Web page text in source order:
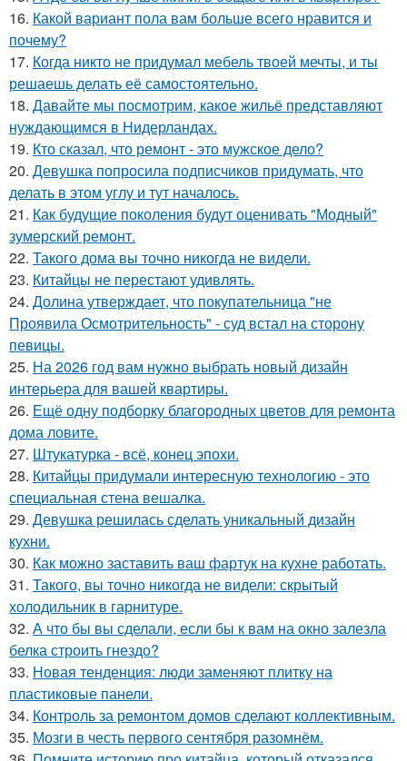
16. Какой вариант пола вам больше всего нравится и
почему?
17. Когда никто не придумал мебель твоей мечты, и ты
решаешь делать её самостоятельно.
18. Давайте мы посмотрим, какое жильё представляют
нуждающимся в Нидерландах.
19. Кто сказал, что ремонт - это мужское дело?
20. Девушка попросила подписчиков придумать, что
делать в этом углу и тут началось.
21. Как будущие поколения будут оценивать "Модный"
зумерский ремонт.
22. Такого дома вы точно никогда не видели.
23. Китайцы не перестают удивлять.
24. Долина утверждает, что покупательница "не
Проявила Осмотрительность" - суд встал на сторону
певицы.
25. На 2026 год вам нужно выбрать новый дизайн
интерьера для вашей квартиры.
26. Ещё одну подборку благородных цветов для ремонта
дома ловите.
27. Штукатурка - всё, конец эпохи.
28. Китайцы придумали интересную технологию - это
специальная стена вешалка.
29. Девушка решилась сделать уникальный дизайн
кухни.
30. Как можно заставить ваш фартук на кухне работать.
31. Такого, вы точно никогда не видели: скрытый
холодильник в гарнитуре.
32. А что бы вы сделали, если бы к вам на окно залезла
белка строить гнездо?
33. Новая тенденция: люди заменяют плитку на
пластиковые панели.
34. Контроль за ремонтом домов сделают коллективным.
35. Мозги в честь первого сентября разомнём.